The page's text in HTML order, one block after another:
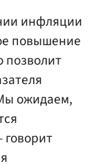
инфляции
повышение
позволит
ожидаем,